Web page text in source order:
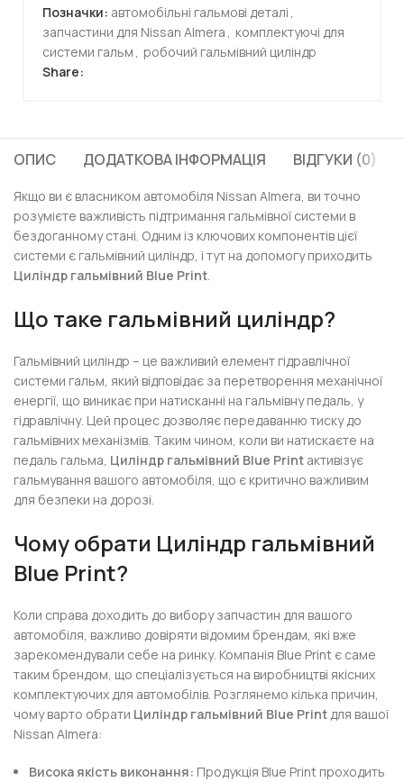
Позначки: автомобільні гальмові деталі ,
запчастини для Nissan Almera , комплектуючі для
системи гальм , робочий гальмівний циліндр
Share:
ОПИС ДОДАТКОВА ІНФОРМАЦІЯ ВІДГУКИ (0)
Якщо ви є власником автомобіля Nissan Almera, ви точно
розумієте важливість підтримання гальмівної системи в
бездоганному стані. Одним із ключових компонентів цієї
системи є гальмівний циліндр, і тут на допомогу приходить
Циліндр гальмівний Blue Print.
Що таке гальмівний циліндр?
Гальмівний циліндр – це важливий елемент гідравлічної
системи гальм, який відповідає за перетворення механічної
енергії, що виникає при натисканні на гальмівну педаль, у
гідравлічну. Цей процес дозволяє передаванню тиску до
гальмівних механізмів. Таким чином, коли ви натискаєте на
педаль гальма, Циліндр гальмівний Blue Print активізує
гальмування вашого автомобіля, що є критично важливим
для безпеки на дорозі.
Чому обрати Циліндр гальмівний
Blue Print?
Коли справа доходить до вибору запчастин для вашого
автомобіля, важливо довіряти відомим брендам, які вже
зарекомендували себе на ринку. Компанія Blue Print є саме
таким брендом, що спеціалізується на виробництві якісних
комплектуючих для автомобілів. Розглянемо кілька причин,
чому варто обрати Циліндр гальмівний Blue Print для вашої
Nissan Almera:
Висока якість виконання: Продукція Blue Print проходить